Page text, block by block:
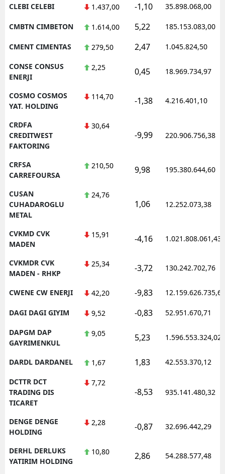
CLEBI CELEBI 1.437,00 -1,10 35.898.068,00
CMBTN CIMBETON 1.614,00 5,22 185.153.083,00
CMENT CIMENTAS 279,50 2,47 1.045.824,50
CONSE CONSUS
ENERJI
2,25 0,45 18.969.734,97
COSMO COSMOS
YAT. HOLDING
114,70 -1,38 4.216.401,10
CRDFA
CREDITWEST
FAKTORING
30,64
-9,99 220.906.756,38
CRFSA
CARREFOURSA
210,50 9,98 195.380.644,60
CUSAN
CUHADAROGLU
METAL
24,76
1,06 12.252.073,38
CVKMD CVK
MADEN
15,91 -4,16 1.021.808.061,43
CVKMDR CVK
MADEN - RHKP
25,34 -3,72 130.242.702,76
CWENE CW ENERJI 42,20 -9,83 12.159.626.735,62
DAGI DAGI GIYIM 9,52 -0,83 52.951.670,71
DAPGM DAP
GAYRIMENKUL
9,05 5,23 1.596.553.324,02
DARDL DARDANEL 1,67 1,83 42.553.370,12
DCTTR DCT
TRADING DIS
TICARET
7,72
-8,53 935.141.480,32
DENGE DENGE
HOLDING
2,28 -0,87 32.696.442,29
DERHL DERLUKS
YATIRIM HOLDING
10,80 2,86 54.288.577,48